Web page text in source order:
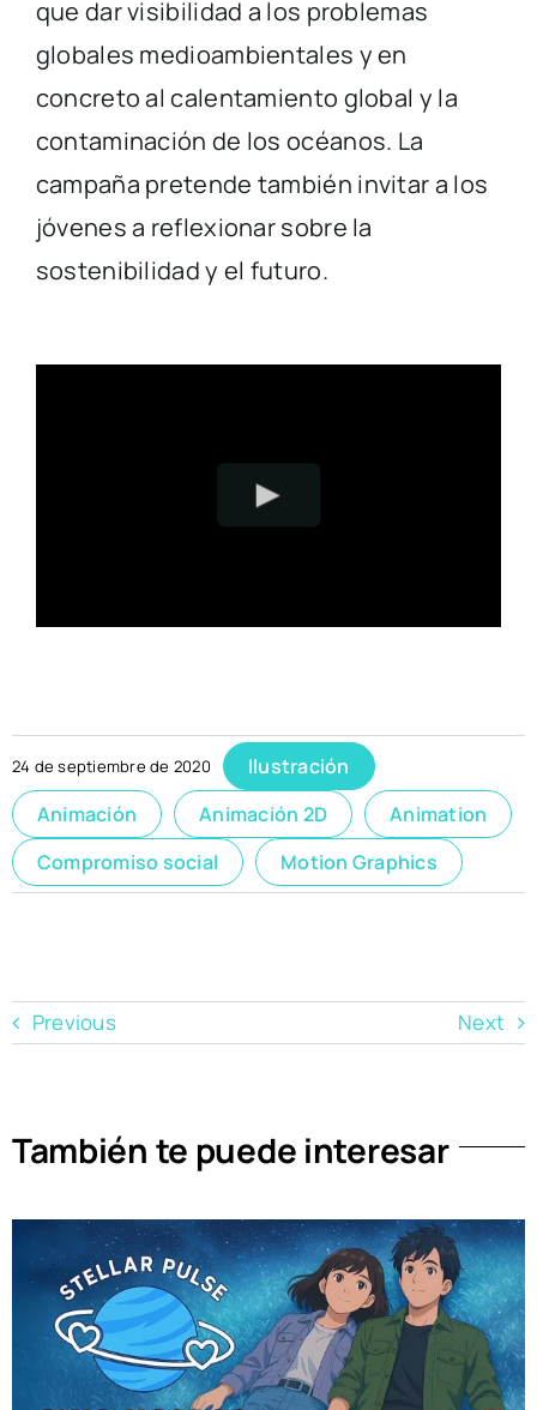
que dar visibilidad a los problemas
globales medioambientales y en
concreto al calentamiento global y la
contaminación de los océanos. La
campaña pretende también invitar a los
jóvenes a reflexionar sobre la
sostenibilidad y el futuro.
24 de septiembre de 2020
Ilustración
Animación
Animación 2D
Animation
Compromiso social
Motion Graphics
Previous Next
También te puede interesar